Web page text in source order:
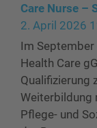
Care Nurse –
2. April 2026
Im
Health Care
Qualifizierung
Weiterbildung
Pflege- und